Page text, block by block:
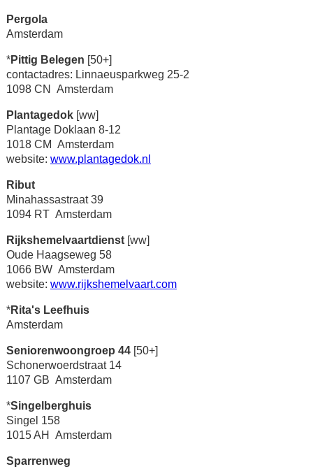
Pergola
Amsterdam
*Pittig Belegen [50+]
contactadres: Linnaeusparkweg 25-2
1098 CN Amsterdam
Plantagedok[ww]
Plantage Doklaan 8-12
1018 CM Amsterdam
website: www.plantagedok.nl
Ribut
Minahassastraat 39
1094 RT Amsterdam
Rijkshemelvaartdienst[ww]
Oude Haagseweg 58
1066 BW Amsterdam
website: www.rijkshemelvaart.com
*Rita's Leefhuis
Amsterdam
Seniorenwoongroep 44[50+]
Schonerwoerdstraat 14
1107 GB Amsterdam
*Singelberghuis
Singel 158
1015 AH Amsterdam
Sparrenweg